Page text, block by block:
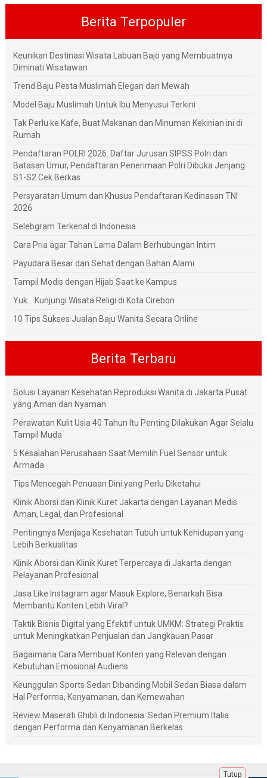
Berita Terpopuler
Keunikan Destinasi Wisata Labuan Bajo yang Membuatnya
Diminati Wisatawan
Trend Baju Pesta Muslimah Elegan dan Mewah
Model Baju Muslimah Untuk Ibu Menyusui Terkini
Tak Perlu ke Kafe, Buat Makanan dan Minuman Kekinian ini di
Rumah
Pendaftaran POLRI 2026: Daftar Jurusan SIPSS Polri dan
Batasan Umur, Pendaftaran Penerimaan Polri Dibuka Jenjang
S1-S2 Cek Berkas
Persyaratan Umum dan Khusus Pendaftaran Kedinasan TNI
2026
Selebgram Terkenal di Indonesia
Cara Pria agar Tahan Lama Dalam Berhubungan Intim
Payudara Besar dan Sehat dengan Bahan Alami
Tampil Modis dengan Hijab Saat ke Kampus
Yuk... Kunjungi Wisata Religi di Kota Cirebon
10 Tips Sukses Jualan Baju Wanita Secara Online
Berita Terbaru
Solusi Layanan Kesehatan Reproduksi Wanita di Jakarta Pusat
yang Aman dan Nyaman
Perawatan Kulit Usia 40 Tahun Itu Penting Dilakukan Agar Selalu
Tampil Muda
5 Kesalahan Perusahaan Saat Memilih Fuel Sensor untuk
Armada
Tips Mencegah Penuaan Dini yang Perlu Diketahui
Klinik Aborsi dan Klinik Kuret Jakarta dengan Layanan Medis
Aman, Legal, dan Profesional
Pentingnya Menjaga Kesehatan Tubuh untuk Kehidupan yang
Lebih Berkualitas
Klinik Aborsi dan Klinik Kuret Terpercaya di Jakarta dengan
Pelayanan Profesional
Jasa Like Instagram agar Masuk Explore, Benarkah Bisa
Membantu Konten Lebih Viral?
Taktik Bisnis Digital yang Efektif untuk UMKM: Strategi Praktis
untuk Meningkatkan Penjualan dan Jangkauan Pasar
Bagaimana Cara Membuat Konten yang Relevan dengan
Kebutuhan Emosional Audiens
Keunggulan Sports Sedan Dibanding Mobil Sedan Biasa dalam
Hal Performa, Kenyamanan, dan Kemewahan
Review Maserati Ghibli di Indonesia: Sedan Premium Italia
dengan Performa dan Kenyamanan Berkelas
Tutup